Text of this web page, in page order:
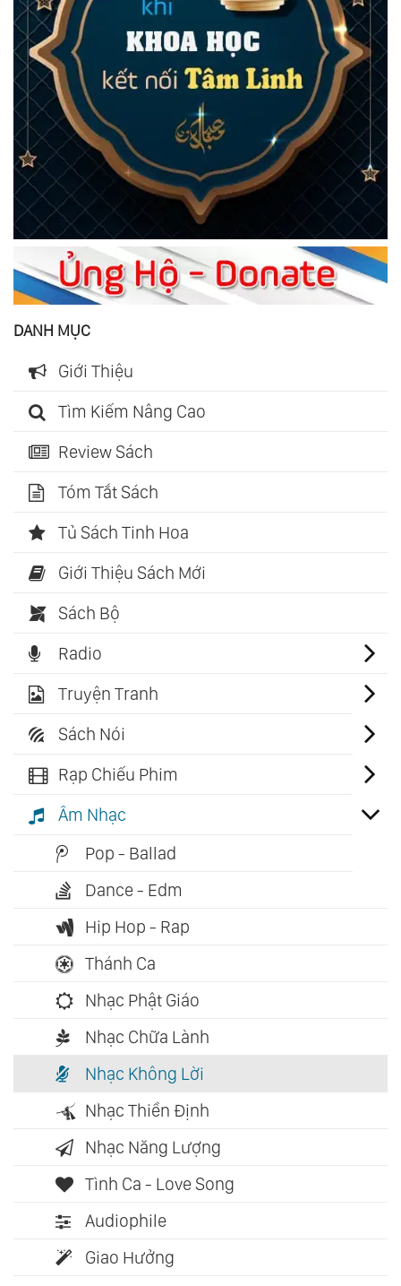
DANH MỤC
Giới Thiệu
Tìm Kiếm Nâng Cao
Review Sách
Tóm Tắt Sách
Tủ Sách Tinh Hoa
Giới Thiệu Sách Mới
Sách Bộ
Radio
Truyện Tranh
Sách Nói
Rạp Chiếu Phim
Âm Nhạc
Pop - Ballad
Dance - Edm
Hip Hop - Rap
Thánh Ca
Nhạc Phật Giáo
Nhạc Chữa Lành
Nhạc Không Lời
Nhạc Thiền Định
Nhạc Năng Lượng
Tình Ca - Love Song
Audiophile
Giao Hưởng